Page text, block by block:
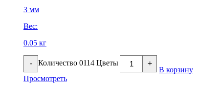
3 мм
Вес:
0.05 кг
- Количество 0114 Цветы +
В корзину
Просмотреть